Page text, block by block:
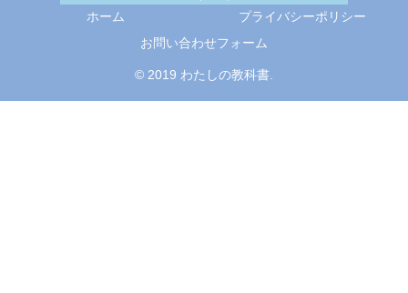
ホーム
プライバシーポリシー
お問い合わせフォーム
© 2019 わたしの教科書.